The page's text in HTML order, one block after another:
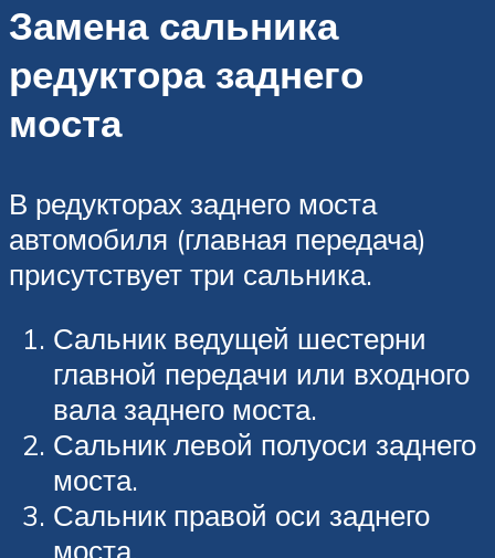
Замена сальника
редуктора заднего
моста
В редукторах заднего моста
автомобиля (главная передача)
присутствует три сальника.
Сальник ведущей шестерни
главной передачи или входного
вала заднего моста.
Сальник левой полуоси заднего
моста.
Сальник правой оси заднего
моста.